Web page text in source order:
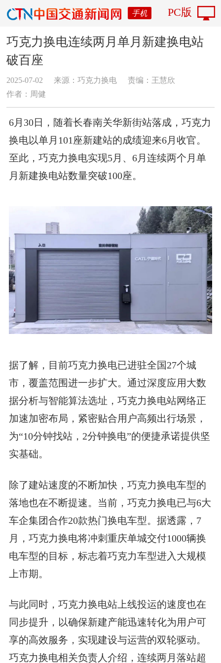
手机 PC版
巧克力换电连续两月单月新建换电站
破百座
2025-07-02 来源：巧克力换电
责编：王慧欣
作者：周健
6月30日，随着长春南关华新街站落成，巧克力
换电以单月101座新建站的成绩迎来6月收官。
至此，巧克力换电实现5月、6月连续两个月单
月新建换电站数量突破100座。
据了解，目前巧克力换电已进驻全国27个城
市，覆盖范围进一步扩大。通过深度应用大数
据分析与智能算法选址，巧克力换电站网络正
加速加密布局，紧密贴合用户高频出行场景，
为“10分钟找站，2分钟换电”的便捷承诺提供坚
实基础。
除了建站速度的不断加快，巧克力换电车型的
落地也在不断提速。当前，巧克力换电已与6大
车企集团合作20款热门换电车型。据透露，7
月，巧克力换电将冲刺重庆单城交付1000辆换
电车型的目标，标志着巧克力车型进入大规模
上市期。
与此同时，巧克力换电站上线投运的速度也在
同步提升，以确保新建产能迅速转化为用户可
享的高效服务，实现建设与运营的双轮驱动。
巧克力换电相关负责人介绍，连续两月落站超